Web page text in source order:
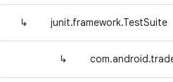
↳ junit.framework.TestSuite
↳